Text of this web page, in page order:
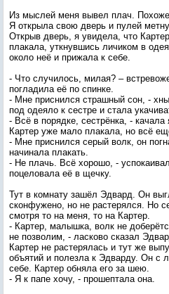
Из мыслей меня вывел плач.
Я открыла свою дверь и пулей
Открыв дверь, я увидела, что
плакала, уткнувшись личиком в
около неё и прижала к себе.
- Что случилось, милая? –
погладила её по спинке.
- Мне приснился страшный сон, -
под одеяло к сестре и стала
- Всё в порядке, сестрёнка, - качала
Картер уже мало плакала, но всё
- Мне приснился серый волк, он
начинала плакать.
- Не плачь. Всё хорошо, -
поцеловала её в щечку.
Тут в комнату зашёл Эдвард. Он
сконфужено, но не растерялся. Но
смотря то на меня, то на Картер.
- Картер, малышка, волк не
не позволим, - ласково сказал
Картер не растерялась и тут же
объятий и полезла к Эдварду. Он с
себе. Картер обняла его за шею.
- Я к папе хочу, - прошептала она.